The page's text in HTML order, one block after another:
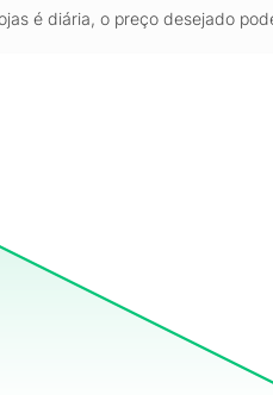
é diária, o preço desejado